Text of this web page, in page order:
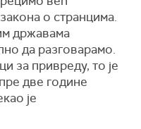
о странцима.
државама
да разговарамо.
за привреду, то је
две године
је